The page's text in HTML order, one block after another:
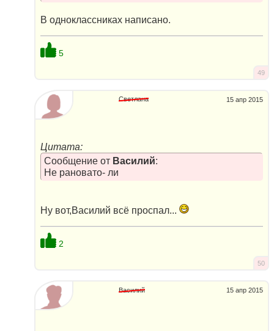
В одноклассниках написано.
5
49
15 апр 2015
Светлана
Цитата:
Сообщение от Василий:
Не рановато- ли
Ну вот,Василий всё проспал...
2
50
15 апр 2015
Василий